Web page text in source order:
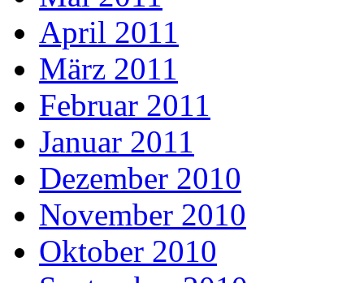
April 2011
März 2011
Februar 2011
Januar 2011
Dezember 2010
November 2010
Oktober 2010